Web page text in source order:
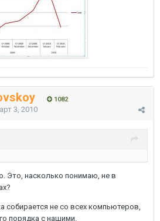
1082
3, 2010
Это, насколько понимаю, не в
собирается не со всех компьютеров,
порядка с нашими.